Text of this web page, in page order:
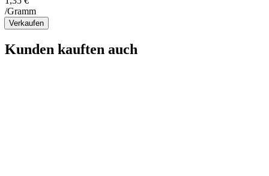
/Gramm
Verkaufen
Kunden kauften auch